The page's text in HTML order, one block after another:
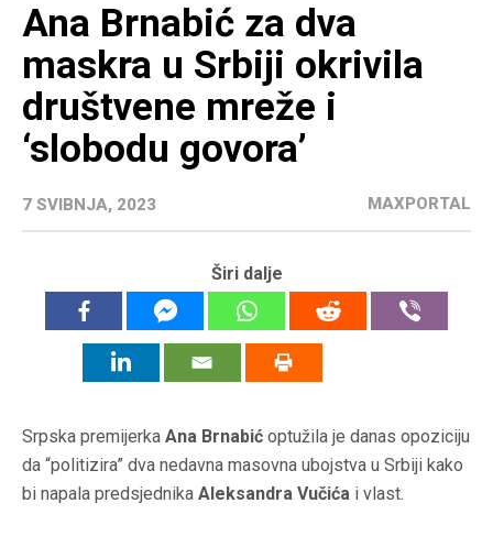
Ana Brnabić za dva
maskra u Srbiji okrivila
društvene mreže i
‘slobodu govora’
7 SVIBNJA, 2023 MAXPORTAL
Širi dalje
Srpska premijerka Ana Brnabić optužila je danas opoziciju
da “politizira” dva nedavna masovna ubojstva u Srbiji kako
bi napala predsjednika Aleksandra Vučića i vlast.